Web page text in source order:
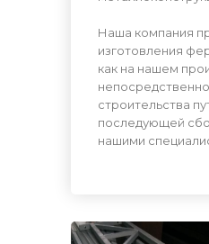
Наша компания
изготовления
как на нашем
строительства
последующей
нашими